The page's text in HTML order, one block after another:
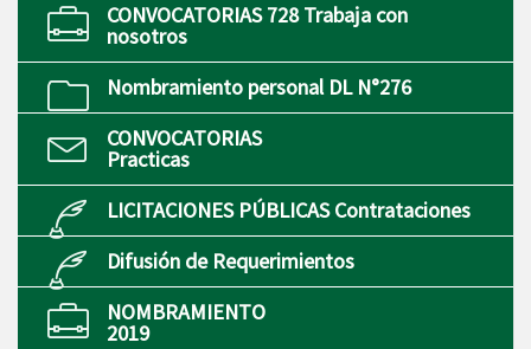
CONVOCATORIAS 728 Trabaja con
nosotros
Nombramiento personal DL N°276
CONVOCATORIAS
Practicas
LICITACIONES PÚBLICAS Contrataciones
Difusión de Requerimientos
NOMBRAMIENTO
2019